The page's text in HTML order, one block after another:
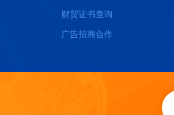
财贸证书查询
广告招商合作